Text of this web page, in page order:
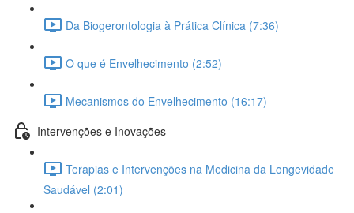
Da Biogerontologia à Prática Clínica (7:36)
O que é Envelhecimento (2:52)
Mecanismos do Envelhecimento (16:17)
Intervenções e Inovações
Terapias e Intervenções na Medicina da Longevidade
Saudável (2:01)